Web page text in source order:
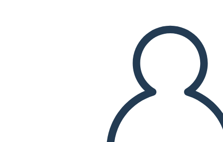
TOISTA DIAESITYS
LUE MINULLE